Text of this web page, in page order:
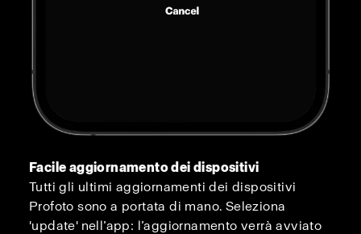
Facile aggiornamento dei dispositivi
Tutti gli ultimi aggiornamenti dei dispositivi
Profoto sono a portata di mano. Seleziona
'update' nell’app: l’aggiornamento verrà avviato